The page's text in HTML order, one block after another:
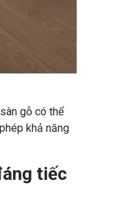
gỗ có thể
khả năng
tiếc